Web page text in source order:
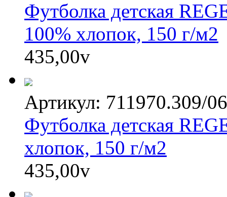
Футболка детская
100% хлопок, 150 г/м2
435,00v
Артикул: 711970.309/
Футболка детская
хлопок, 150 г/м2
435,00v